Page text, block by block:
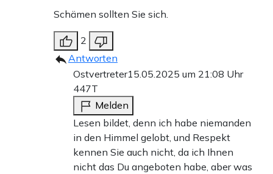
Schämen sollten Sie sich.
2
Antworten
Ostvertreter15.05.2025 um 21:08 Uhr
447T
Melden
Lesen bildet, denn ich habe niemanden
in den Himmel gelobt, und Respekt
kennen Sie auch nicht, da ich Ihnen
nicht das Du angeboten habe, aber was